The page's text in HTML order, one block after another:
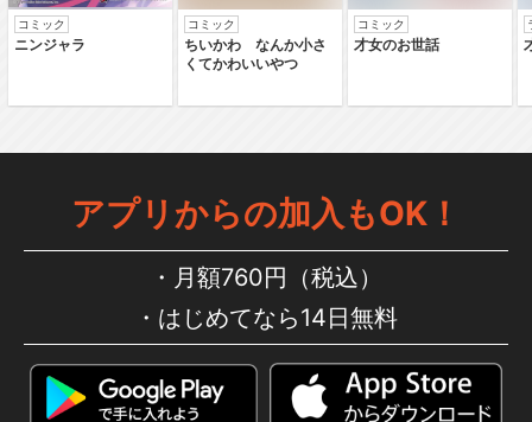
ルタナティブ ガン…
ソードアート・オンライン オ
ルタナティブ ガン…
『ガンゲイル・オンラインⅡ』
緊急特番！-四人の…
コミック
ニンジャラ
コミック
ちいかわ なんか小さ
くてかわいいやつ
コミック
才女のお世話
アプリからの加入もOK！
月額760円（税込）
はじめてなら14日無料